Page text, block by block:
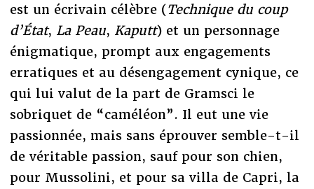
est un écrivain célèbre (Technique du coup
d’État, La Peau, Kaputt) et un personnage
énigmatique, prompt aux engagements
erratiques et au désengagement cynique, ce
qui lui valut de la part de Gramsci le
sobriquet de “caméléon”. Il eut une vie
passionnée, mais sans éprouver semble-t-il
de véritable passion, sauf pour son chien,
pour Mussolini, et pour sa villa de Capri, la